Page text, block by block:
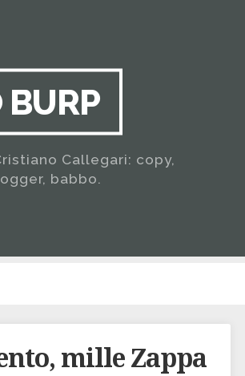
BURP
Callegari: copy,
babbo.
mille Zappa